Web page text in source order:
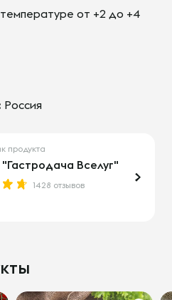
от +2 до +4
Россия
продукта
Вселуг"
1428 отзывов